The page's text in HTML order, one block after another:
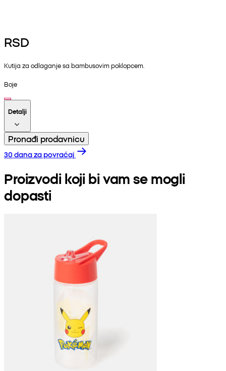
RSD
Kutija za odlaganje sa bambusovim poklopcem.
Boje
Detalji
Pronađi prodavnicu
30 dana za povraćaj
Proizvodi koji bi vam se mogli
dopasti